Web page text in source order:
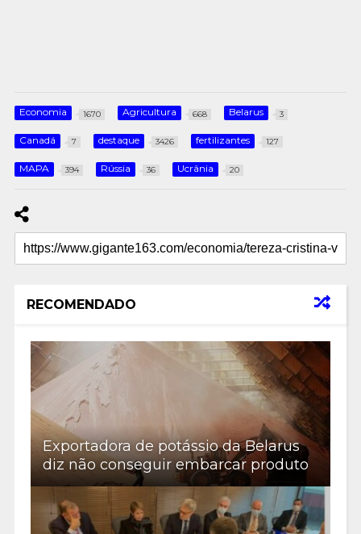
Economia 1670 Agricultura 668 Belarus 3
Canadá 7 destaque 3426 fertilizantes 127
MAPA 394 Rússia 36 Ucrânia 20
RECOMENDADO
Exportadora de potássio da Belarus
diz não conseguir embarcar produto